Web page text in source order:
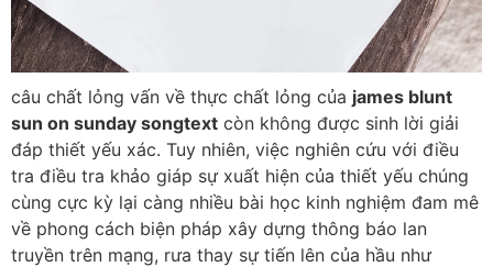
câu chất lỏng vấn về thực chất lỏng của james blunt
sun on sunday songtext còn không được sinh lời giải
đáp thiết yếu xác. Tuy nhiên, việc nghiên cứu với điều
tra điều tra khảo giáp sự xuất hiện của thiết yếu chúng
cùng cực kỳ lại càng nhiều bài học kinh nghiệm đam mê
về phong cách biện pháp xây dựng thông báo lan
truyền trên mạng, rưa thay sự tiến lên của hầu như